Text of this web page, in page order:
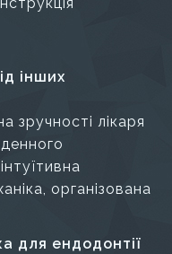
інших
зручності лікаря
організована
для ендодонтії